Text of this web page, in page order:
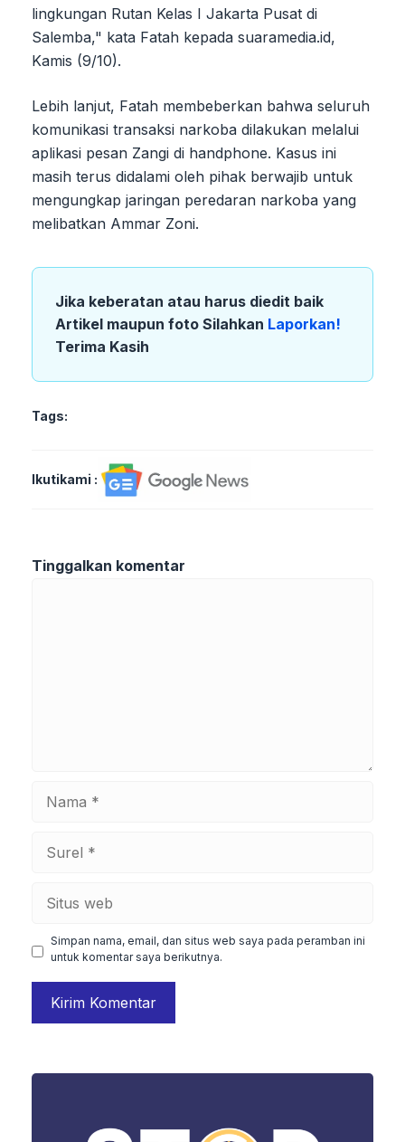
lingkungan Rutan Kelas I Jakarta Pusat di
Salemba," kata Fatah kepada suaramedia.id,
Kamis (9/10).
Lebih lanjut, Fatah membeberkan bahwa seluruh
komunikasi transaksi narkoba dilakukan melalui
aplikasi pesan Zangi di handphone. Kasus ini
masih terus didalami oleh pihak berwajib untuk
mengungkap jaringan peredaran narkoba yang
melibatkan Ammar Zoni.
Jika keberatan atau harus diedit baik
Artikel maupun foto Silahkan Laporkan!
Terima Kasih
Tags:
Ikutikami :
Tinggalkan komentar
Simpan nama, email, dan situs web saya pada peramban ini
untuk komentar saya berikutnya.